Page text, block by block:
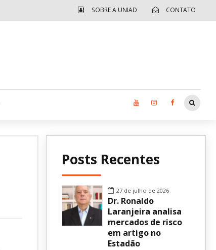
SOBRE A UNIAD CONTATO
Independência Jovem – FOLIA
Revista UNIAD
Posts Recentes
27 de julho de 2026
Dr. Ronaldo
Laranjeira analisa
mercados de risco
em artigo no
Estadão